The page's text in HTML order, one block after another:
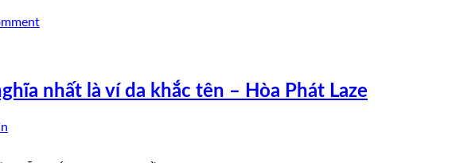
nhất là ví da khắc tên – Hòa Phát Laze